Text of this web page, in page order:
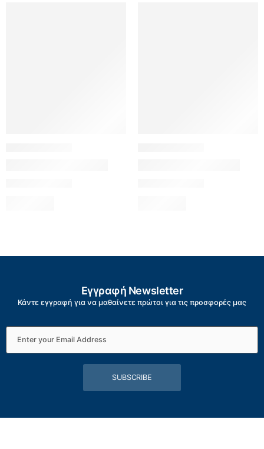
Εγγραφή Newsletter
Κάντε εγγραφή για να μαθαίνετε πρώτοι για τις προσφορές μας
SUBSCRIBE